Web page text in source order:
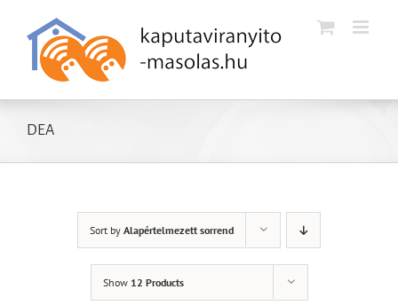
Kihagyás
DEA
Sort by Alapértelmezett sorrend
Show 12 Products